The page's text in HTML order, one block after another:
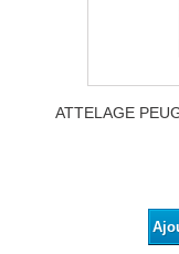
ATTELAGE